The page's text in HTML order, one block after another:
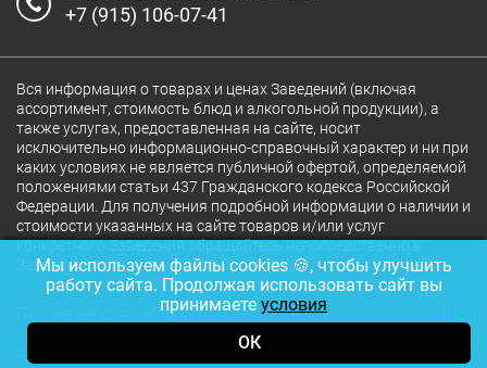
+7 (915) 106-07-41
Вся информация о товарах и ценах Заведений (включая
ассортимент, стоимость блюд и алкогольной продукции), а
также услугах, предоставленная на сайте, носит
исключительно информационно-справочный характер и ни при
каких условиях не является публичной офертой, определяемой
положениями статьи 437 Гражданского кодекса Российской
Федерации. Для получения подробной информации о наличии и
стоимости указанных на сайте товаров и/или услуг
конкретного Заведения обращайтесь непосредственно в
Заведение.
Полная версия сайта 18+
Мы используем файлы cookies 🍪, чтобы улучшить
работу сайта. Продолжая использовать сайт вы
принимаете условия
ОК